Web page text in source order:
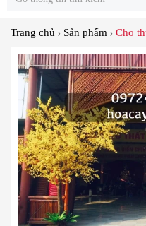
Trang chủ Sản phẩm Cho